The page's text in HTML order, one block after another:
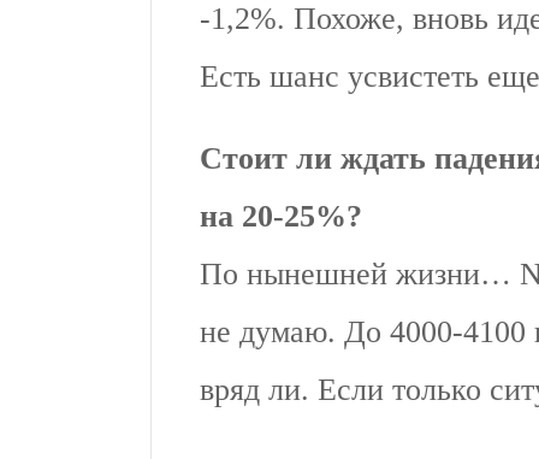
-1,2%. Похоже, вновь
Есть шанс усвистеть
Стоит ли ждать
на 20-25%?
По нынешней жизни…
не думаю. До 4000-4100
вряд ли. Если только